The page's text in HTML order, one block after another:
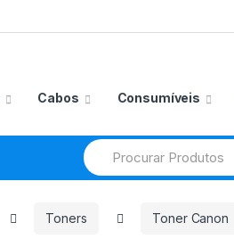
Cabos Consumíveis
Procurar
por:
Toners Toner Canon